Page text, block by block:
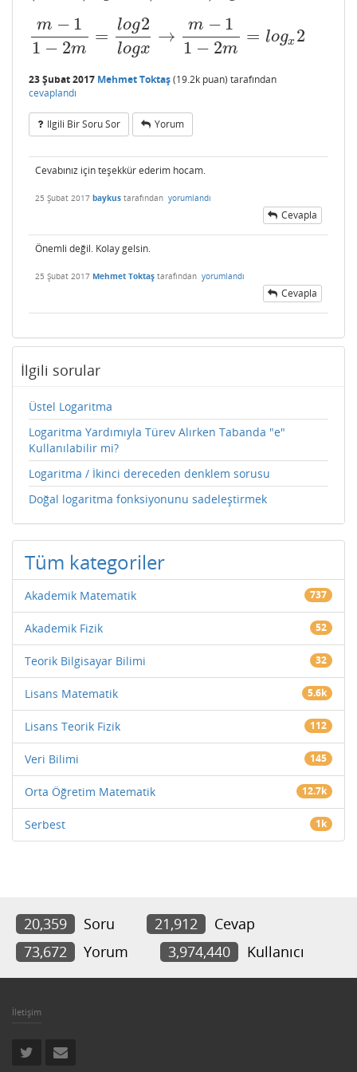
m − 1
1 − 2m
=
log2
logx
→
m − 1
1 − 2m
= logx 2
m−11−2 m= log2lo gx→m−11−2m= ogx2
23 Şubat 2017 Mehmet Toktaş(19.2k puan) tarafından
cevaplandı
Ilgili Bir Soru Sor Yorum
Cevabınız için teşekkür ederim hocam.
25 Şubat 2017 baykus tarafından yorumlandı
Cevapla
Önemli değil. Kolay gelsin.
25 Şubat 2017 Mehmet Toktaş tarafından yorumlandı
Cevapla
İlgili sorular
Üstel Logaritma
Logaritma Yardımıyla Türev Alırken Tabanda "e"
Kullanılabilir mi?
Logaritma / İkinci dereceden denklem sorusu
Doğal logaritma fonksiyonunu sadeleştirmek
Tüm kategoriler
Akademik Matematik 737
Akademik Fizik 52
Teorik Bilgisayar Bilimi 32
Lisans Matematik 5.6k
Lisans Teorik Fizik 112
Veri Bilimi 145
Orta Öğretim Matematik 12.7k
Serbest 1k
20,359 Soru 21,912
Cevap
73,672
Yorum 3,974,440 Kullanıcı
İletişim